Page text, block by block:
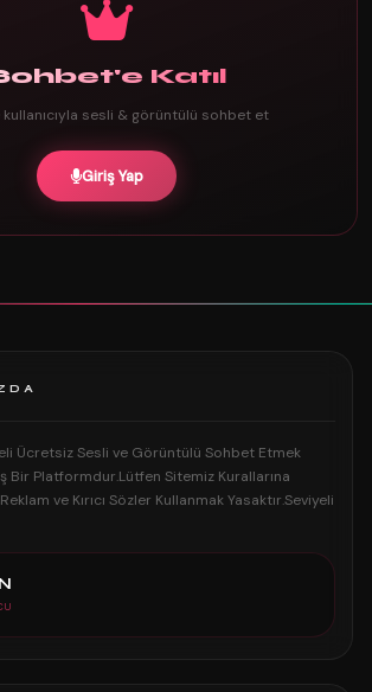
Katıl
kullanıcıyla sesli & görüntülü sohbet et
Giriş Yap
Ücretsiz Sesli ve Görüntülü Sohbet Etmek
Bir Platformdur.Lütfen Sitemiz Kurallarına
ve Kırıcı Sözler Kullanmak Yasaktır.Seviyeli